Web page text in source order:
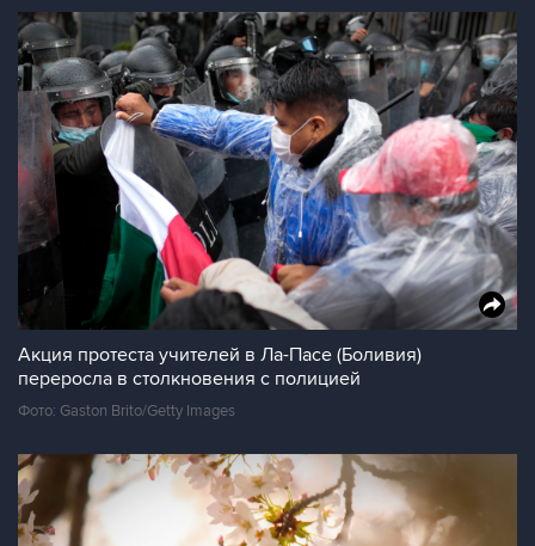
Акция протеста учителей в Ла-Пасе (Боливия)
переросла в столкновения с полицией
Фото: Gaston Brito/Getty Images